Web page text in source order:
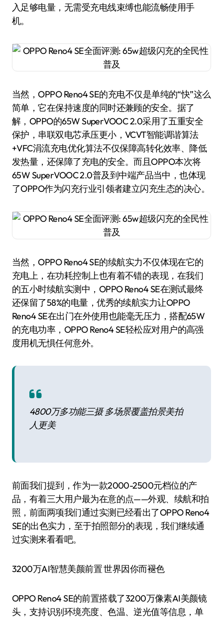
入足够电量，无需受充电线束缚也能流畅使用手
机。
当然，OPPO Reno4 SE的充电不仅是单纯的“快”这么
简单，它在保持速度的同时还兼顾的安全。据了
解，OPPO的65W SuperVOOC 2.0采用了五重安全
保护，串联双电芯承压更小，VCVT智能调谐算法
+VFC涓流充电优化算法不仅保障高转化效率、降低
发热量，还保障了充电的安全。而且OPPO本次将
65W SuperVOOC 2.0普及到中端产品当中，也体现
了OPPO作为闪充行业引领者建立闪充生态的决心。
当然，OPPO Reno4 SE的续航实力不仅体现在它的
充电上，在功耗控制上也有着不错的表现，在我们
的五小时续航实测中，OPPO Reno4 SE在测试最终
还保留了58%的电量，优秀的续航实力让OPPO
Reno4 SE在出门在外使用也能毫无压力，搭配65W
的充电功率，OPPO Reno4 SE轻松应对用户的高强
度用机无惧任何意外。
4800万多功能三摄 多场景覆盖拍景美拍
人更美
前面我们提到，作为一款2000-2500元档位的产
品，有着三大用户最为在意的点——外观、续航和拍
照，前面两项我们通过实测已经看出了OPPO Reno4
SE的出色实力，至于拍照部分的表现，我们继续通
过实测来看看吧。
3200万AI智慧美颜前置 世界因你而褪色
OPPO Reno4 SE的前置搭载了3200万像素AI美颜镜
头，支持识别环境亮度、色温、逆光值等信息，单